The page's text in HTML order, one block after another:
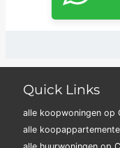
Quick Links
alle koopwoningen op
alle